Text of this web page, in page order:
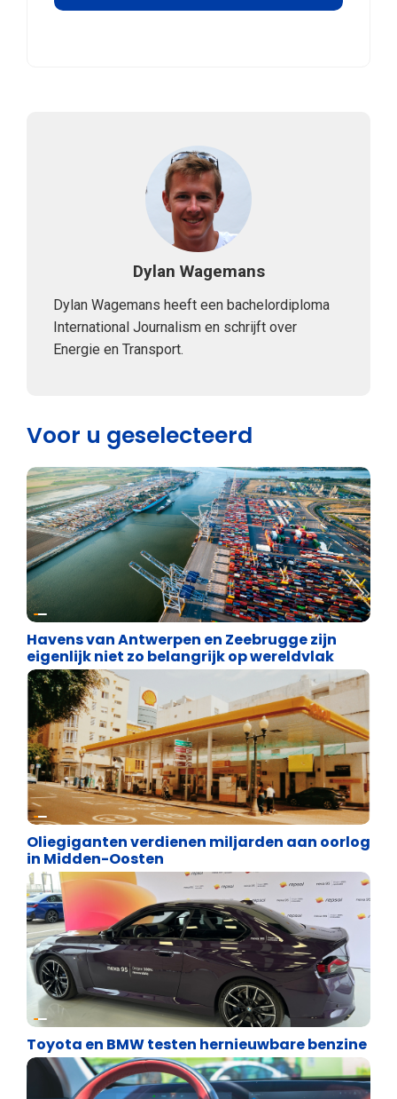
Dylan Wagemans
Dylan Wagemans heeft een bachelordiploma
International Journalism en schrijft over
Energie en Transport.
Voor u geselecteerd
Energie en transport
Havens van Antwerpen en Zeebrugge zijn
eigenlijk niet zo belangrijk op wereldvlak
Energie en transport
Oliegiganten verdienen miljarden aan oorlog
in Midden-Oosten
Energie en transport
Toyota en BMW testen hernieuwbare benzine